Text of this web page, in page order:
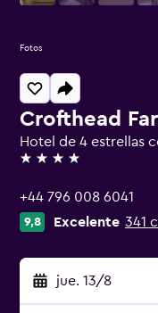
Crofthead
Hotel de 4 estrellas
4 estrellas
+44 796 008 6041
9,8 Excelente 341
jue. 13/8
Fotos